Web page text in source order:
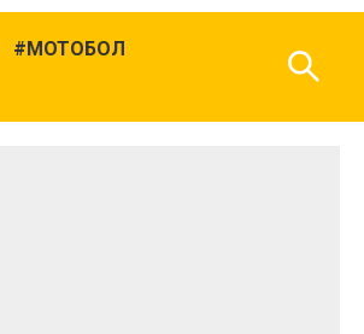
МОТОБОЛ